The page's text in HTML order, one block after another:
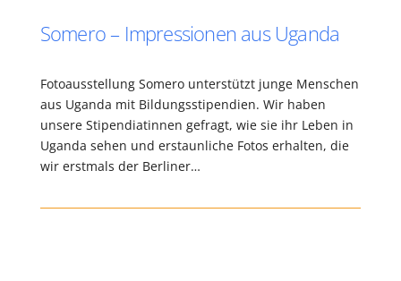
Somero – Impressionen aus Uganda
Fotoausstellung Somero unterstützt junge Menschen
aus Uganda mit Bildungsstipendien. Wir haben
unsere Stipendiatinnen gefragt, wie sie ihr Leben in
Uganda sehen und erstaunliche Fotos erhalten, die
wir erstmals der Berliner…